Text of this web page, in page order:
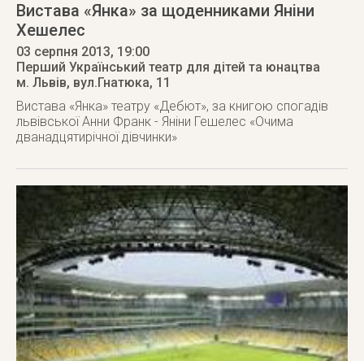
Вистава «Янка» за щоденниками Яніни
Хешелес
03 серпня 2013, 19:00
Перший Український театр для дітей та юнацтва
м. Львів, вул.Гнатюка, 11
Вистава «Янка» театру «Дебют», за книгою спогадів
львівської Анни Франк - Яніни Гешелес «Очима
дванадцятирічної дівчинки»